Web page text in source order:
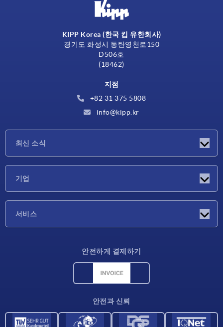
KIPP Korea (한국 킵 유한회사)
경기도 화성시 동탄영천로150
D506호
(18462)
지점
+82 31 375 5808
info@kipp.kr
최신 소식
기업
서비스
안전하게 결제하기
안전과 신뢰